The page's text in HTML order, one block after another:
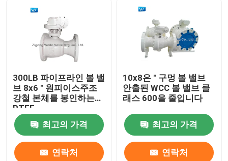
완전히 용접구 밸브
볼 밸브를 표류시키기
트러니언은 볼 밸브를 탑재했습니다
볼 밸브를 낳기
전동볼 밸브
300LB 파이프라인 볼 밸
브 8x6 " 원피이스주조
강철 본체를 봉인하는
PTFE
최고의 가격
연락처
10x8은 " 구멍 볼 밸브
안출된 WCC 볼 밸브 클
래스 600을 줄입니다
최고의 가격
연락처